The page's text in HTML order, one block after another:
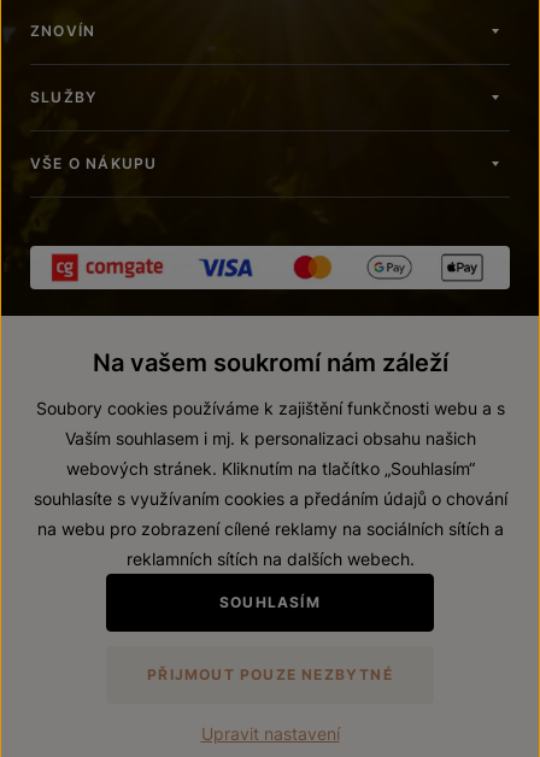
ZNOVÍN
SLUŽBY
VŠE O NÁKUPU
© 2026 ZNOVÍN ZNOJMO, a. s.
Prohlášení o přístupnosti
Zákaz prodeje alkoholických nápojů osobám mladším 18 let.
VytvořilwebProgress
Na vašem soukromí nám záleží
Soubory cookies používáme k zajištění funkčnosti webu a s
Vaším souhlasem i mj. k personalizaci obsahu našich
webových stránek. Kliknutím na tlačítko „Souhlasím“
souhlasíte s využívaním cookies a předáním údajů o chování
na webu pro zobrazení cílené reklamy na sociálních sítích a
reklamních sítích na dalších webech.
SOUHLASÍM
PŘIJMOUT POUZE NEZBYTNÉ
Upravit nastavení